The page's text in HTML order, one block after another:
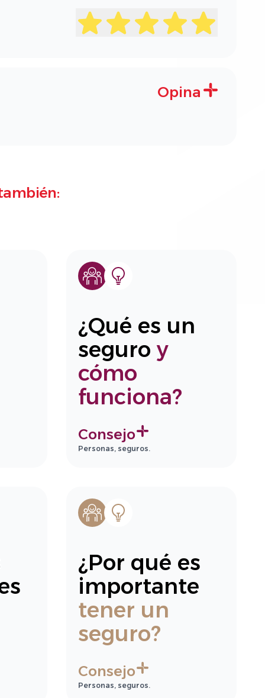
Opina
¿Qué es un
seguro y
cómo
funciona?
Consejo
Personas, seguros.
¿Por qué es
importante
tener un
seguro?
Consejo
Personas, seguros.